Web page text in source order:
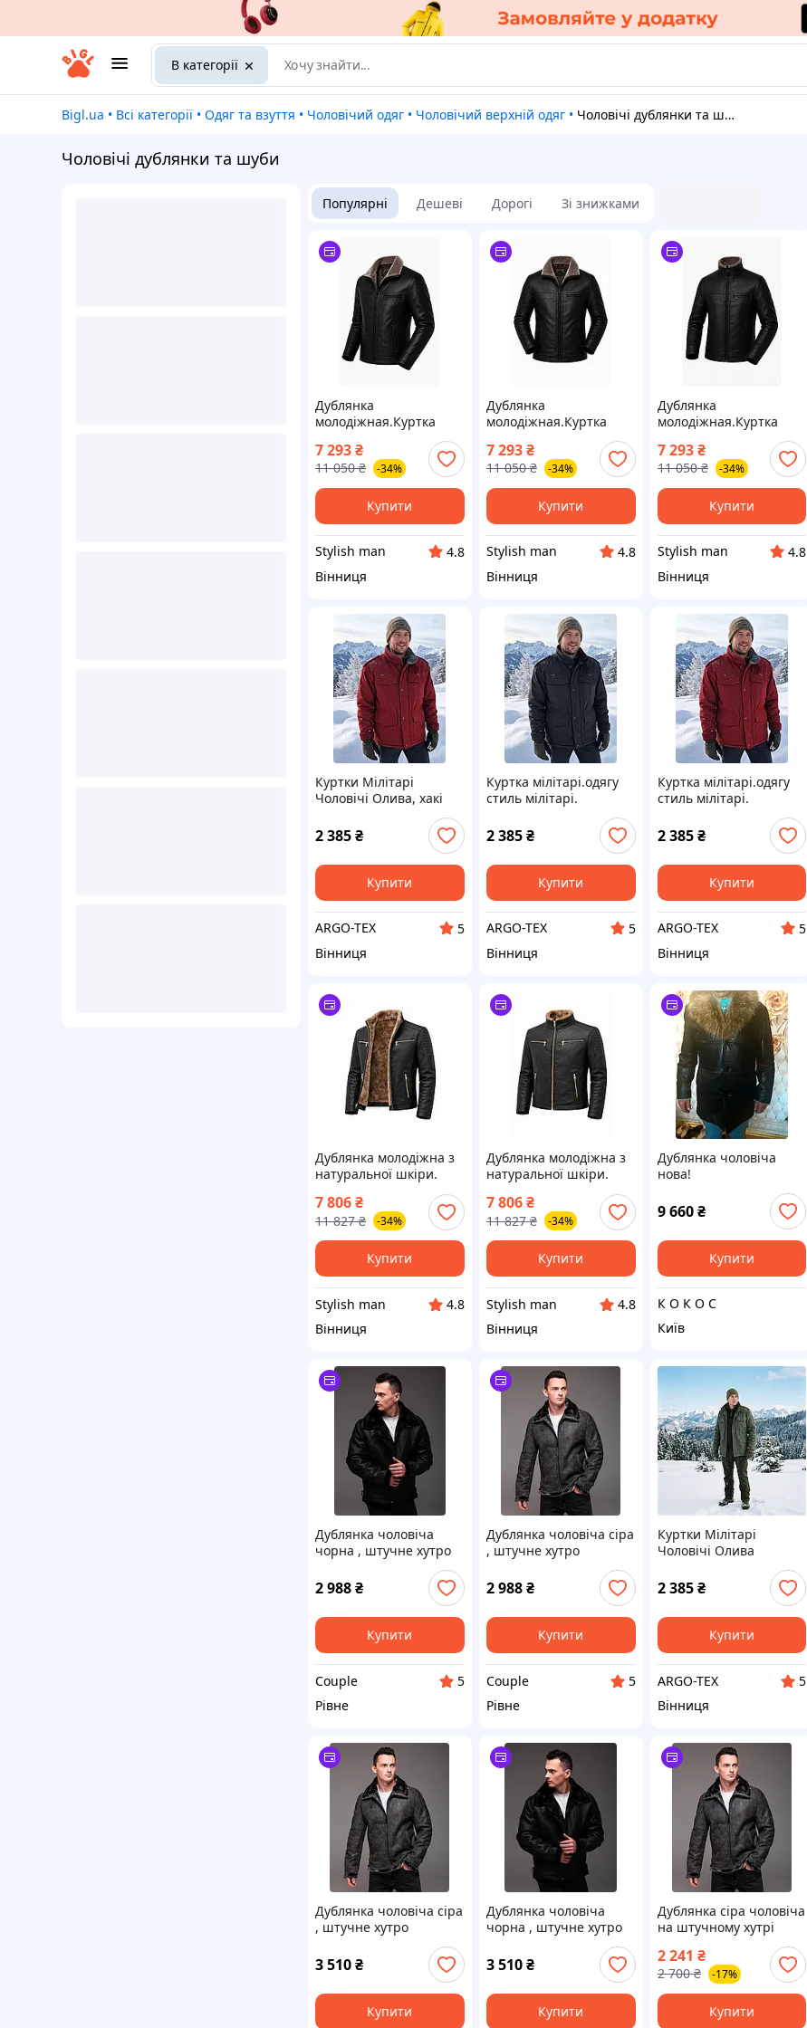
В категорії
Bigl.ua • Всі категорії • Одяг та взуття • Чоловічий одяг • Чоловічий верхній одяг • Чоловічі дублянки та шуби
Чоловічі дублянки та шуби
Популярні Дешеві Дорогі Зі знижками
Дублянка
молодіжная.Куртка
зимова з натуральної
шкіри.
7 293₴
11 050 ₴ -34%
Купити
Stylish man
4.8
Вінниця
Дублянка
молодіжная.Куртка
зимова з натуральної
шкіри.
7 293₴
11 050 ₴ -34%
Купити
Stylish man
4.8
Вінниця
Дублянка
молодіжная.Куртка
зимова з натуральної
шкіри.
7 293 ₴
11 050 ₴ -34%
Купити
Stylish man
4.8
Вінниця
Куртки Мілітарі
Чоловічі Олива, хакі
2 385₴
Купити
ARGO-TEX
5
Вінниця
Куртка мілітарі.одягу
стиль мілітарі.
2 385₴
Купити
ARGO-TEX
5
Вінниця
Куртка мілітарі.одягу
стиль мілітарі.
2 385 ₴
Купити
ARGO-TEX
5
Вінниця
Дублянка молодіжна з
натуральної шкіри.
7 806₴
11 827 ₴ -34%
Купити
Stylish man
4.8
Вінниця
Дублянка молодіжна з
натуральної шкіри.
7 806₴
11 827 ₴ -34%
Купити
Stylish man
4.8
Вінниця
Дублянка чоловіча
нова!
9 660 ₴
Купити
К О К О С
Київ
Дублянка чоловіча
чорна , штучне хутро
2 988₴
Купити
Couple
5
Рівне
Дублянка чоловіча сіра
, штучне хутро
2 988₴
Купити
Couple
5
Рівне
Куртки Мілітарі
Чоловічі Олива
2 385 ₴
Купити
ARGO-TEX
5
Вінниця
Дублянка чоловіча сіра
, штучне хутро
3 510₴
Купити
Дублянка чоловіча
чорна , штучне хутро
3 510₴
Купити
Дублянка сіра чоловіча
на штучному хутрі
сучасна модель
time1732IJK
2 241 ₴
2 700 ₴ -17%
Купити